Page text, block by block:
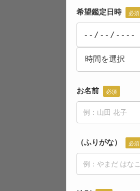
希望鑑定日時 必須
お名前 必須
（ふりがな） 必須